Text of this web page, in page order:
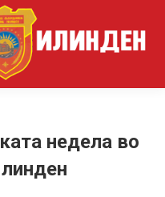
недела во